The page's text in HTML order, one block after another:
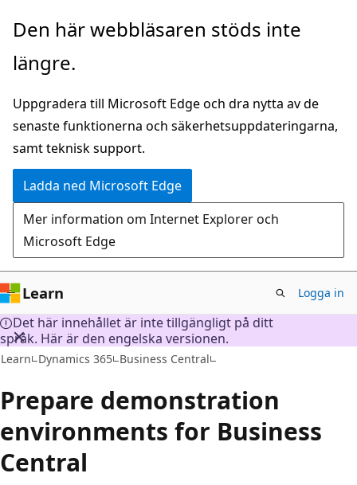
Hoppa
huvudinnehåll
Den här webbläsaren stöds inte
längre.
Uppgradera till Microsoft Edge och dra nytta av de
senaste funktionerna och säkerhetsuppdateringarna,
samt teknisk support.
Ladda ned Microsoft Edge
Mer information om Internet Explorer och
Microsoft Edge
Learn Logga in
Det här innehållet är inte tillgängligt på ditt
språk. Här är den engelska versionen.
Learn Dynamics 365 Business Central
Prepare demonstration
environments for Business
Central